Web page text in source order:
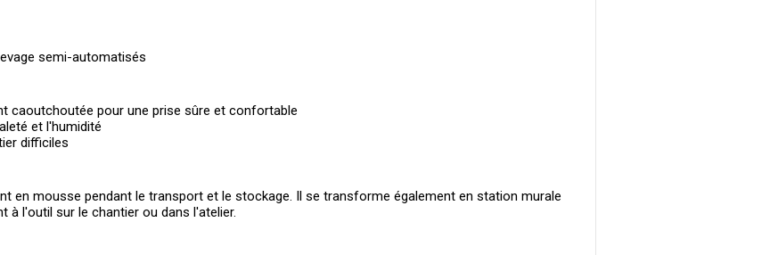
semi-automatisés
caoutchoutée pour une prise sûre et confortable
et l'humidité
difficiles
en mousse pendant le transport et le stockage. Il se transforme également en station murale
à l'outil sur le chantier ou dans l'atelier.